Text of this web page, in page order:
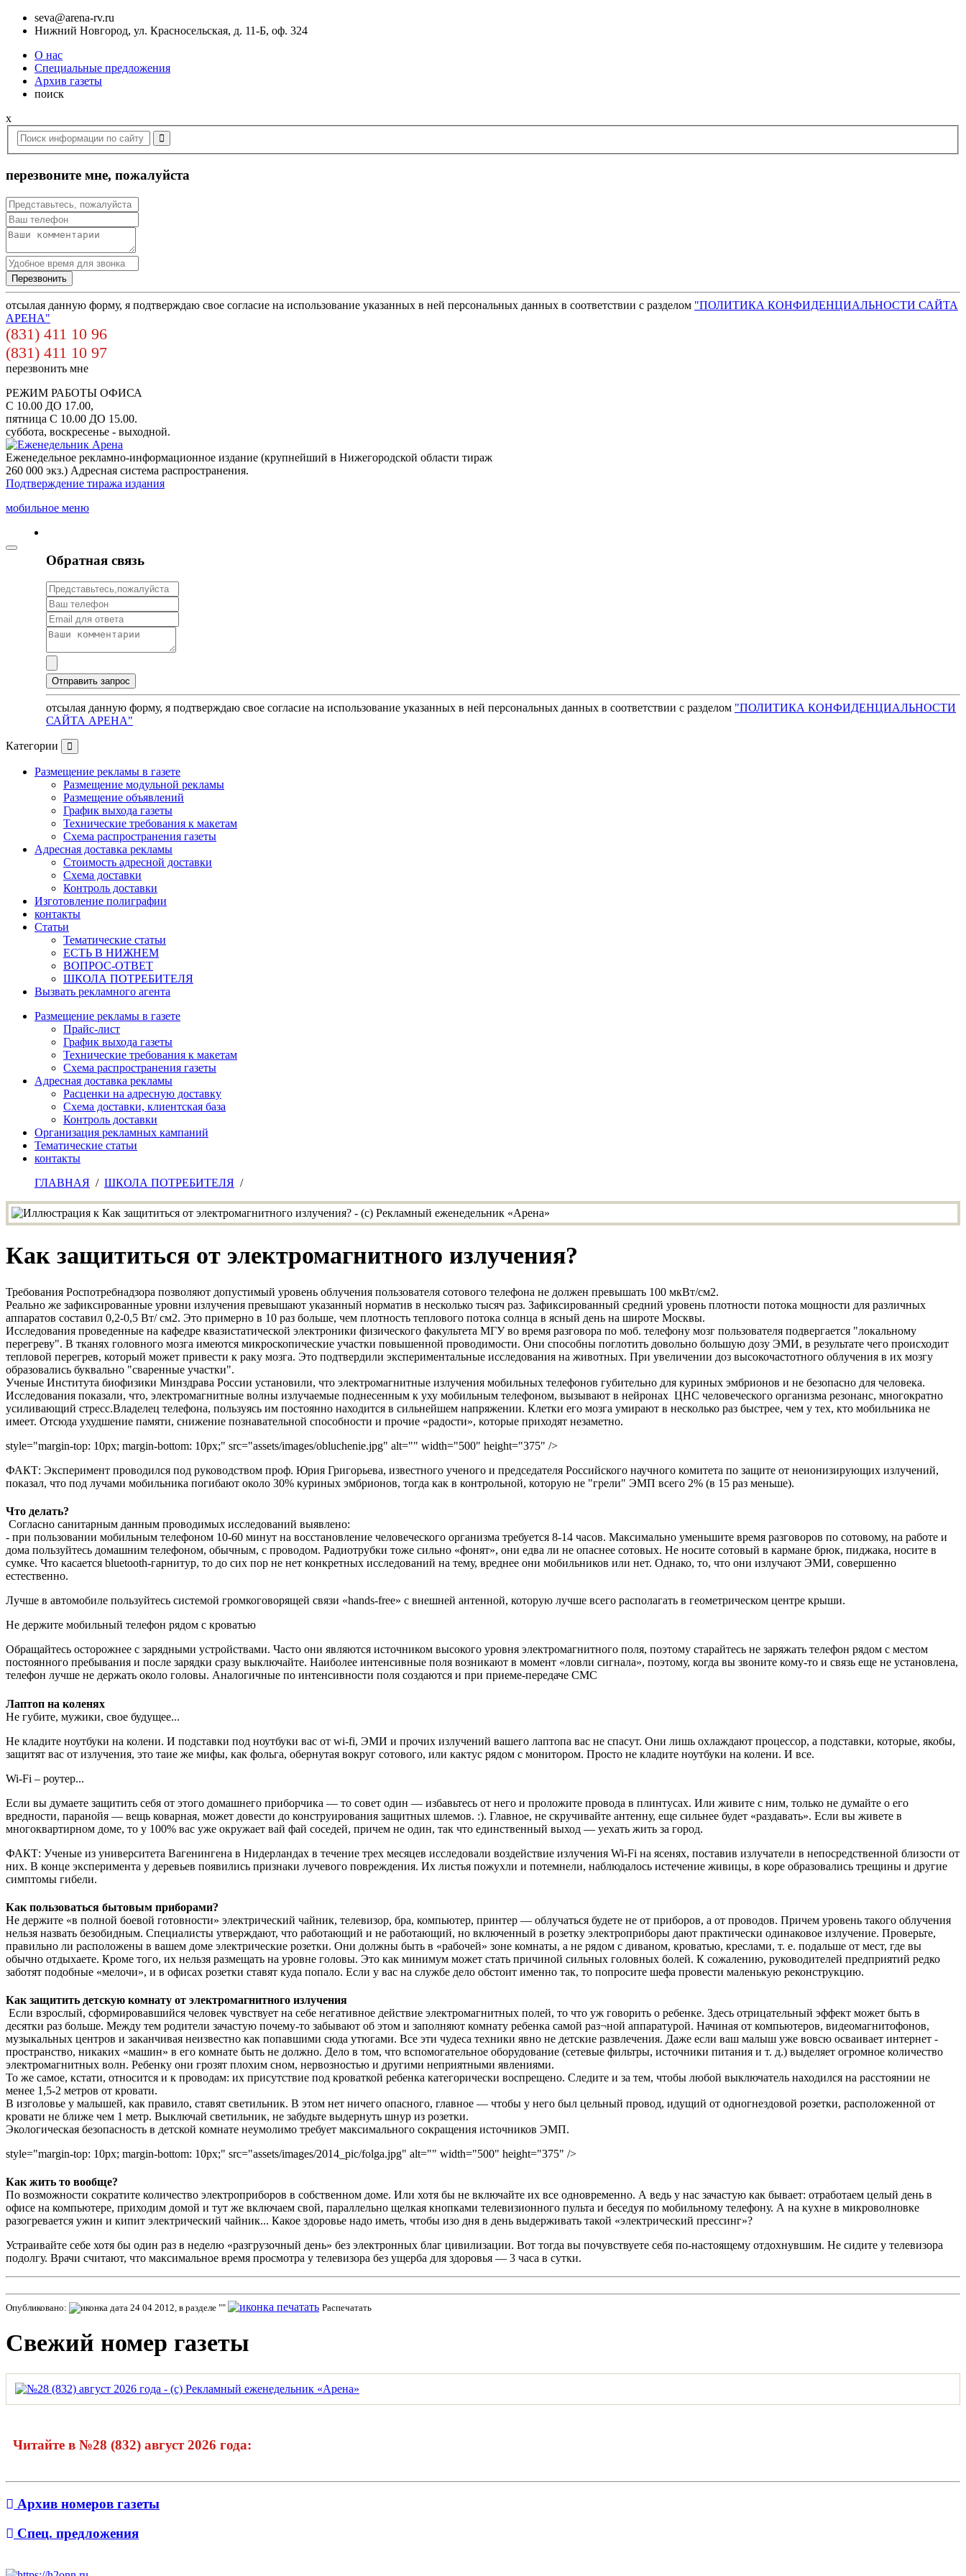
seva@arena-rv.ru
Нижний Новгород, ул. Красносельская, д. 11-Б, оф. 324
О нас
Специальные предложения
Архив газеты
поиск
x
перезвоните мне, пожалуйста
отсылая данную форму, я подтверждаю свое согласие на использование указанных в ней персональных данных в соответствии с разделом "ПОЛИТИКА КОНФИДЕНЦИАЛЬНОСТИ САЙТА
АРЕНА"
(831) 411 10 96
(831) 411 10 97
перезвонить мне
РЕЖИМ РАБОТЫ ОФИСА
С 10.00 ДО 17.00,
пятница С 10.00 ДО 15.00.
суббота, воскресенье - выходной.
Еженедельное рекламно-информационное издание (крупнейший в Нижегородской области тираж
260 000 экз.) Адресная система распространения.
Подтверждение тиража издания
мобильное меню
Обратная связь
отсылая данную форму, я подтверждаю свое согласие на использование указанных в ней персональных данных в соответствии с разделом "ПОЛИТИКА КОНФИДЕНЦИАЛЬНОСТИ
САЙТА АРЕНА"
Категории
Размещение рекламы в газете
Размещение модульной рекламы
Размещение объявлений
График выхода газеты
Технические требования к макетам
Схема распространения газеты
Адресная доставка рекламы
Стоимость адресной доставки
Схема доставки
Контроль доставки
Изготовление полиграфии
контакты
Статьи
Тематические статьи
ЕСТЬ В НИЖНЕМ
ВОПРОС-ОТВЕТ
ШКОЛА ПОТРЕБИТЕЛЯ
Вызвать рекламного агента
Размещение рекламы в газете
Прайс-лист
График выхода газеты
Технические требования к макетам
Схема распространения газеты
Адресная доставка рекламы
Расценки на адресную доставку
Схема доставки, клиентская база
Контроль доставки
Организация рекламных кампаний
Тематические статьи
контакты
ГЛАВНАЯ / ШКОЛА ПОТРЕБИТЕЛЯ /
Как защититься от электромагнитного излучения?
Требования Роспотребнадзора позволяют допустимый уровень облучения пользователя сотового телефона не должен превышать 100 мкВт/см2.
Реально же зафиксированные уровни излучения превышают указанный норматив в несколько тысяч раз. Зафиксированный средний уровень плотности потока мощности для различных
аппаратов составил 0,2-0,5 Вт/ см2. Это примерно в 10 раз больше, чем плотность теплового потока солнца в ясный день на широте Москвы.
Исследования проведенные на кафедре квазистатической электроники физического факультета МГУ во время разговора по моб. телефону мозг пользователя подвергается "локальному
перегреву". В тканях головного мозга имеются микроскопические участки повышенной проводимости. Они способны поглотить довольно большую дозу ЭМИ, в результате чего происходит
тепловой перегрев, который может привести к раку мозга. Это подтвердили экспериментальные исследования на животных. При увеличении доз высокочастотного облучения в их мозгу
образовались буквально "сваренные участки".
Ученые Института биофизики Минздрава России установили, что электромагнитные излучения мобильных телефонов губительно для куриных эмбрионов и не безопасно для человека.
Исследования показали, что, электромагнитные волны излучаемые поднесенным к уху мобильным телефоном, вызывают в нейронах ЦНС человеческого организма резонанс, многократно
усиливающий стресс.Владелец телефона, пользуясь им постоянно находится в сильнейшем напряжении. Клетки его мозга умирают в несколько раз быстрее, чем у тех, кто мобильника не
имеет. Отсюда ухудшение памяти, снижение познавательной способности и прочие «радости», которые приходят незаметно.
style="margin-top: 10px; margin-bottom: 10px;" src="assets/images/obluchenie.jpg" alt="" width="500" height="375" />
ФАКТ: Эксперимент проводился под руководством проф. Юрия Григорьева, известного ученого и председателя Российского научного комитета по защите от неионизирующих излучений,
показал, что под лучами мобильника погибают около 30% куриных эмбрионов, тогда как в контрольной, которую не "грели" ЭМП всего 2% (в 15 раз меньше).
Что делать?
Согласно санитарным данным проводимых исследований выявлено:
- при пользовании мобильным телефоном 10-60 минут на восстановление человеческого организма требуется 8-14 часов. Максимально уменьшите время разговоров по сотовому, на работе и
дома пользуйтесь домашним телефоном, обычным, с проводом. Радиотрубки тоже сильно «фонят», они едва ли не опаснее сотовых. Не носите сотовый в кармане брюк, пиджака, носите в
сумке. Что касается bluetooth-гарнитур, то до сих пор не нет конкретных исследований на тему, вреднее они мобильников или нет. Однако, то, что они излучают ЭМИ, совершенно
естественно.
Лучше в автомобиле пользуйтесь системой громкоговорящей связи «hands-free» с внешней антенной, которую лучше всего располагать в геометрическом центре крыши.
Не держите мобильный телефон рядом с кроватью
Обращайтесь осторожнее с зарядными устройствами. Часто они являются источником высокого уровня электромагнитного поля, поэтому старайтесь не заряжать телефон рядом с местом
постоянного пребывания и после зарядки сразу выключайте. Наиболее интенсивные поля возникают в момент «ловли сигнала», поэтому, когда вы звоните кому-то и связь еще не установлена,
телефон лучше не держать около головы. Аналогичные по интенсивности поля создаются и при приеме-передаче CMC
Лаптоп на коленях
Не губите, мужики, свое будущее...
Не кладите ноутбуки на колени. И подставки под ноутбуки вас от wi-fi, ЭМИ и прочих излучений вашего лаптопа вас не спасут. Они лишь охлаждают процессор, а подставки, которые, якобы,
защитят вас от излучения, это таие же мифы, как фольга, обернутая вокруг сотового, или кактус рядом с монитором. Просто не кладите ноутбуки на колени. И все.
Wi-Fi – роутер...
Если вы думаете защитить себя от этого домашнего приборчика — то совет один — избавьтесь от него и проложите провода в плинтусах. Или живите с ним, только не думайте о его
вредности, паранойя — вещь коварная, может довести до конструирования защитных шлемов. :). Главное, не скручивайте антенну, еще сильнее будет «раздавать». Если вы живете в
многоквартирном доме, то у 100% вас уже окружает вай фай соседей, причем не один, так что единственный выход — уехать жить за город.
ФАКТ: Ученые из университета Вагенингена в Нидерландах в течение трех месяцев исследовали воздействие излучения Wi-Fi на ясенях, поставив излучатели в непосредственной близости от
них. В конце эксперимента у деревьев появились признаки лучевого повреждения. Их листья пожухли и потемнели, наблюдалось истечение живицы, в коре образовались трещины и другие
симптомы гибели.
Как пользоваться бытовым приборами?
Не держите «в полной боевой готовности» электрический чайник, телевизор, бра, компьютер, принтер — облучаться будете не от приборов, а от проводов. Причем уровень такого облучения
нельзя назвать безобидным. Специалисты утверждают, что работающий и не работающий, но включенный в розетку электроприборы дают практически одинаковое излучение. Проверьте,
правильно ли расположены в вашем доме электрические розетки. Они должны быть в «рабочей» зоне комнаты, а не рядом с диваном, кроватью, креслами, т. е. подальше от мест, где вы
обычно отдыхаете. Кроме того, их нельзя размещать на уровне головы. Это как минимум может стать причиной сильных головных болей. К сожалению, руководителей предприятий редко
заботят подобные «мелочи», и в офисах розетки ставят куда попало. Если у вас на службе дело обстоит именно так, то попросите шефа провести маленькую реконструкцию.
Как защитить детскую комнату от электромагнитного излучения
Если взрослый, сформировавшийся человек чувствует на себе негативное действие электромагнитных полей, то что уж говорить о ребенке. Здесь отрицательный эффект может быть в
десятки раз больше. Между тем родители зачастую почему-то забывают об этом и заполняют комнату ребенка самой раз¬ной аппаратурой. Начиная от компьютеров, видеомагнитофонов,
музыкальных центров и заканчивая неизвестно как попавшими сюда утюгами. Все эти чудеса техники явно не детские развлечения. Даже если ваш малыш уже вовсю осваивает интернет -
пространство, никаких «машин» в его комнате быть не должно. Дело в том, что вспомогательное оборудование (сетевые фильтры, источники питания и т. д.) выделяет огромное количество
электромагнитных волн. Ребенку они грозят плохим сном, нервозностью и другими неприятными явлениями.
То же самое, кстати, относится и к проводам: их присутствие под кроваткой ребенка категорически воспрещено. Следите и за тем, чтобы любой выключатель находился на расстоянии не
менее 1,5-2 метров от кровати.
В изголовье у малышей, как правило, ставят светильник. В этом нет ничего опасного, главное — чтобы у него был цельный провод, идущий от одногнездовой розетки, расположенной от
кровати не ближе чем 1 метр. Выключай светильник, не забудьте выдернуть шнур из розетки.
Экологическая безопасность в детской комнате неумолимо требует максимального сокращения источников ЭМП.
style="margin-top: 10px; margin-bottom: 10px;" src="assets/images/2014_pic/folga.jpg" alt="" width="500" height="375" />
Как жить то вообще?
По возможности сократите количество электроприборов в собственном доме. Или хотя бы не включайте их все одновременно. А ведь у нас зачастую как бывает: отработаем целый день в
офисе на компьютере, приходим домой и тут же включаем свой, параллельно щелкая кнопками телевизионного пульта и беседуя по мобильному телефону. А на кухне в микроволновке
разогревается ужин и кипит электрический чайник... Какое здоровье надо иметь, чтобы изо дня в день выдерживать такой «электрический прессинг»?
Устраивайте себе хотя бы один раз в неделю «разгрузочный день» без электронных благ цивилизации. Вот тогда вы почувствуете себя по-настоящему отдохнувшим. Не сидите у телевизора
подолгу. Врачи считают, что максимальное время просмотра у телевизора без ущерба для здоровья — 3 часа в сутки.
Опубликовано: 24 04 2012, в разделе "" Распечатать
Свежий номер газеты
Читайте в №28 (832) август 2026 года:
Архив номеров газеты
Спец. предложения